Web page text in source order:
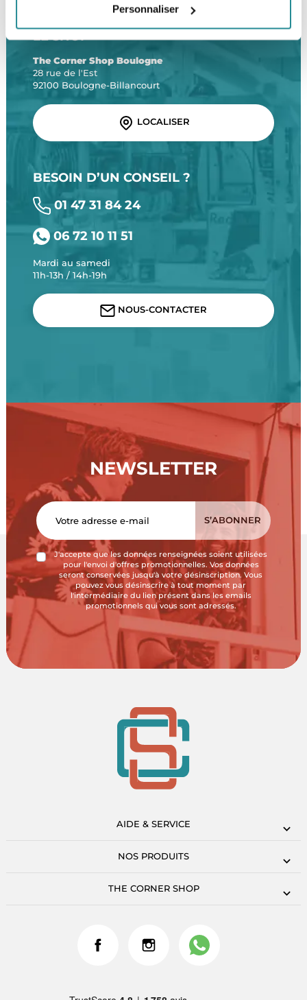
Personnaliser
LE SHOP
The Corner Shop Boulogne
28 rue de l'Est
92100 Boulogne-Billancourt
LOCALISER
BESOIN D’UN CONSEIL ?
01 47 31 84 24
06 72 10 11 51
Mardi au samedi
11h-13h / 14h-19h
NOUS-CONTACTER
NEWSLETTER
J'accepte que les données renseignées soient utilisées
pour l'envoi d'offres promotionnelles. Vos données
seront conservées jusqu'à votre désinscription. Vous
pouvez vous désinscrire à tout moment par
l'intermédiaire du lien présent dans les emails
promotionnels qui vous sont adressés.
AIDE & SERVICE
NOS PRODUITS
THE CORNER SHOP